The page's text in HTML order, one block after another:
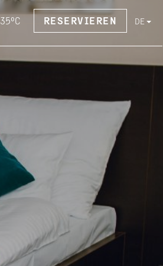
35°C RESERVIEREN DE